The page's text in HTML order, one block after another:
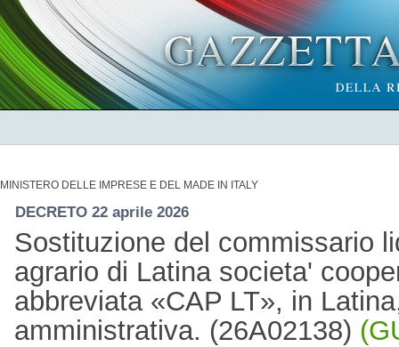
MINISTERO DELLE IMPRESE E DEL MADE IN ITALY
DECRETO 22 aprile 2026
Sostituzione del commissario
agrario di Latina societa'
abbreviata «CAP LT», in
amministrativa. (26A02138)